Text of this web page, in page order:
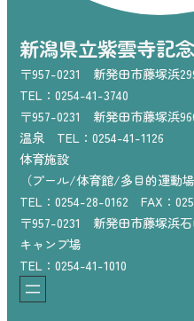
新潟県立紫雲寺記
〒957-0231 新発田市藤塚浜
TEL：0254-41-3740
〒957-0231 新発田市藤塚浜
温泉 TEL：0254-41-1126
体育施設
（プール/体育館/多目的運動
TEL：0254-28-0162 FAX：
〒957-0231 新発田市藤塚浜
キャンプ場
TEL：0254-41-1010